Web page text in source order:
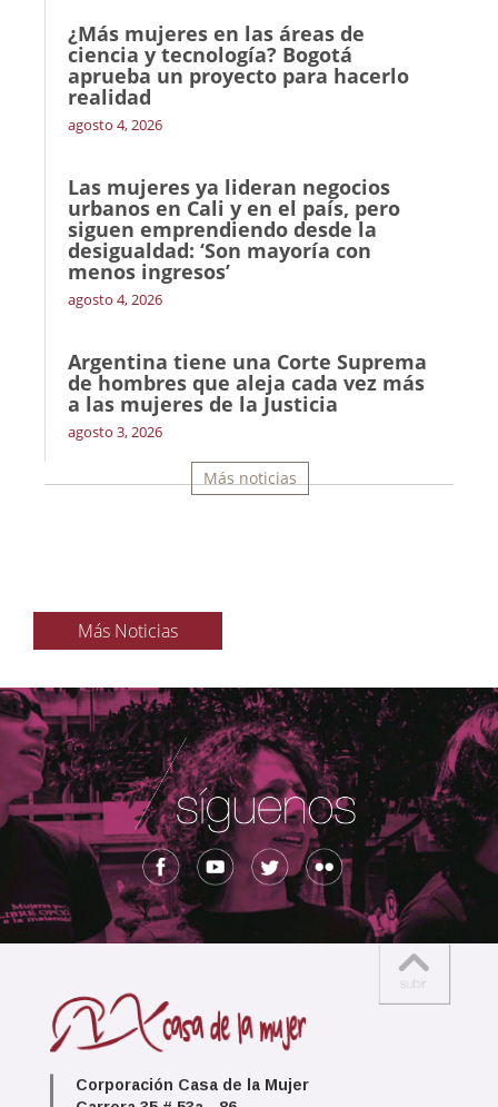
¿Más mujeres en las áreas de
ciencia y tecnología? Bogotá
aprueba un proyecto para hacerlo
realidad
agosto 4, 2026
Las mujeres ya lideran negocios
urbanos en Cali y en el país, pero
siguen emprendiendo desde la
desigualdad: ‘Son mayoría con
menos ingresos’
agosto 4, 2026
Argentina tiene una Corte Suprema
de hombres que aleja cada vez más
a las mujeres de la Justicia
agosto 3, 2026
Más noticias
Más Noticias
Corporación Casa de la Mujer